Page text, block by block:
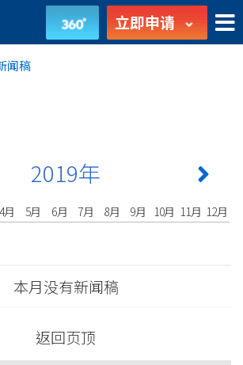
立即申请
闻稿
2019年
4月 5月 6月 7月 8月 9月 10月 11月 12月
本月没有新闻稿
返回页顶